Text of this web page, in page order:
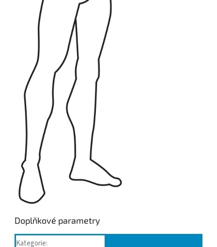
Doplňkové parametry
Kategorie: